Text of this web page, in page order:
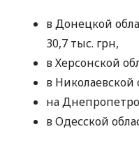
в Донецкой
30,7 тыс. грн,
в Херсонской
в Николаевской
на
в Одесской